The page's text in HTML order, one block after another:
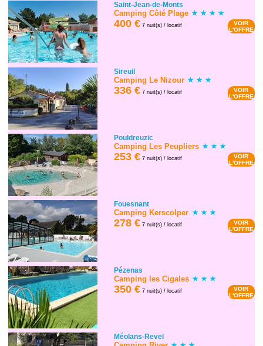
Saint-Jean-de-Monts
Camping Côté Plage
400 € 7 nuit(s) / locatif
VOIR
L'OFFRE
Sireuil
Camping Le Nizour
336 € 7 nuit(s) / locatif
VOIR
L'OFFRE
Pouldreuzic
Camping Les Peupliers
253 € 7 nuit(s) / locatif
VOIR
L'OFFRE
Fouesnant
Camping Kerscolper
278 € 7 nuit(s) / locatif
VOIR
L'OFFRE
Pézenas
Camping les Cigales
350 € 7 nuit(s) / locatif
VOIR
L'OFFRE
Méolans-Revel